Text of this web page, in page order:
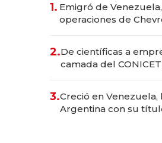
1. Emigró de
operaciones de
2.De científicas a
camada del
3.Creció en Venezuela,
Argentina con su